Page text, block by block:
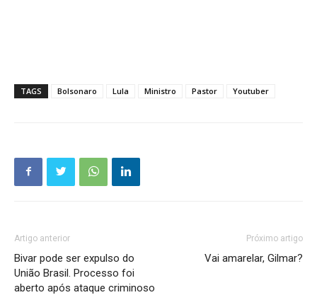
TAGS Bolsonaro Lula Ministro Pastor Youtuber
Artigo anterior
Bivar pode ser expulso do
União Brasil. Processo foi
aberto após ataque criminoso
Próximo artigo
Vai amarelar, Gilmar?